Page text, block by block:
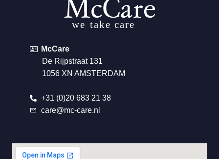
McCare
De Rijpstraat 131
1056 XN AMSTERDAM
+31 (0)20 683 21 38
care@mc-care.nl